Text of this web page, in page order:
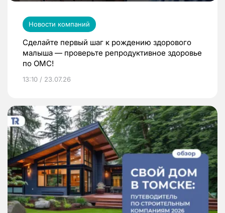
Новости компаний
Сделайте первый шаг к рождению здорового
малыша — проверьте репродуктивное здоровье
по ОМС!
13:10 / 23.07.26